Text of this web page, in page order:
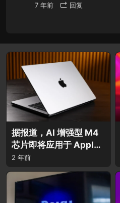
7 年前 回复
据报道，AI 增强型 M4
芯片即将应用于 Apple
的整个 Mac 产品线。
2 年前